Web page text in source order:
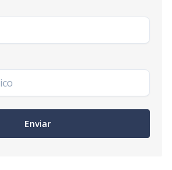
Enviar